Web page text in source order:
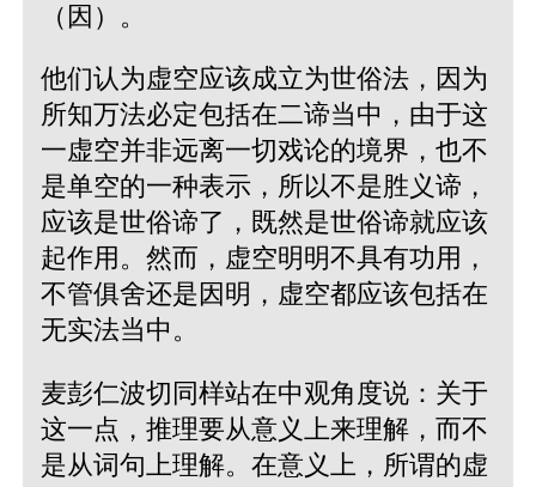
（因）。
他们认为虚空应该成立为世俗法，因为
所知万法必定包括在二谛当中，由于这
一虚空并非远离一切戏论的境界，也不
是单空的一种表示，所以不是胜义谛，
应该是世俗谛了，既然是世俗谛就应该
起作用。然而，虚空明明不具有功用，
不管俱舍还是因明，虚空都应该包括在
无实法当中。
麦彭仁波切同样站在中观角度说：关于
这一点，推理要从意义上来理解，而不
是从词句上理解。在意义上，所谓的虚